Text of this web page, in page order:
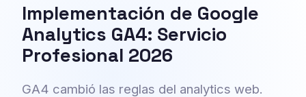
Implementación de Google
Analytics GA4: Servicio
Profesional 2026
GA4 cambió las reglas del analytics web.